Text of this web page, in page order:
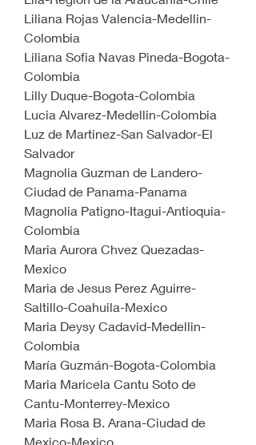
Liliana Rojas Valencia-Medellin-
Colombia
Liliana Sofia Navas Pineda-Bogota-
Colombia
Lilly Duque-Bogota-Colombia
Lucia Alvarez-Medellin-Colombia
Luz de Martinez-San Salvador-El
Salvador
Magnolia Guzman de Landero-
Ciudad de Panama-Panama
Magnolia Patigno-Itagui-Antioquia-
Colombia
Maria Aurora Chvez Quezadas-
Mexico
Maria de Jesus Perez Aguirre-
Saltillo-Coahuila-Mexico
Maria Deysy Cadavid-Medellin-
Colombia
María Guzmán-Bogota-Colombia
Maria Maricela Cantu Soto de
Cantu-Monterrey-Mexico
Maria Rosa B. Arana-Ciudad de
Mexico-Mexico